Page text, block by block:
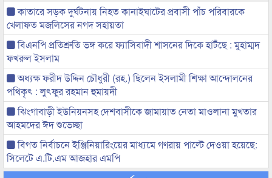
কাতারে সড়ক দুর্ঘটনায় নিহত কানাইঘাটের প্রবাসী পাঁচ পরিবারকে
খেলাফত মজলিসের নগদ সহায়তা
বিএনপি প্রতিশ্রুতি ভঙ্গ করে ফ্যাসিবাদী শাসনের দিকে হাটঁছে : মুহাম্মদ
ফখরুল ইসলাম
অধ্যক্ষ ফরীদ উদ্দিন চৌধুরী (রহ.) ছিলেন ইসলামী শিক্ষা আন্দোলনের
পথিকৃৎ : লুৎফুর রহমান হুমায়দী
ঝিংগাবাড়ী ইউনিয়নসহ দেশবাসীকে জামায়াত নেতা মাওলানা মুখতার
আহমদের ঈদ শুভেচ্ছা
বিগত নির্বাচনে ইঞ্জিনিয়ারিংয়ের মাধ্যমে গণরায় পাল্টে দেওয়া হয়েছে:
সিলেটে এ.টি.এম আজহার এমপি